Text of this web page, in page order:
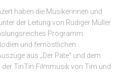
haben die Musikerinnen und
der Leitung von Rüdiger Müller
Programm
und fernöstlichen
aus „Der Pate“ und dem
der TinTin-Filmmusik von Tim und